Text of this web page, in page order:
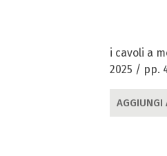
i cavoli a
2025 / pp.
AGGIUNGI